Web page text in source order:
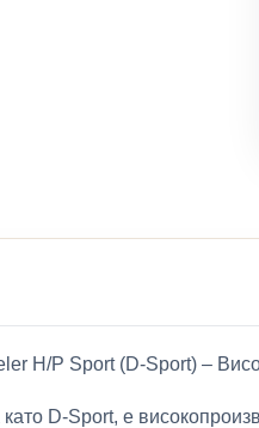
H/P Sport (D-Sport) –
D-Sport, е